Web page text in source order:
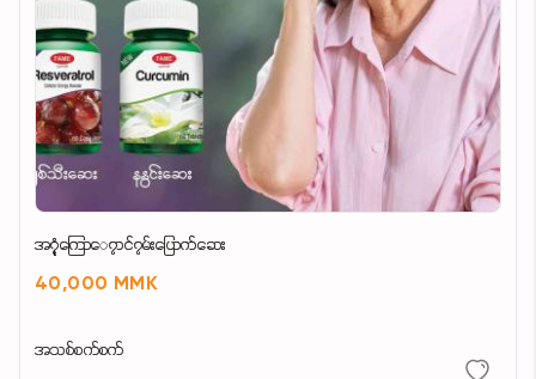
အ၇ုံကြော​ေ၇ာင်၇မ်းပြောက်ဆေး
40,000 MMK
အသစ်စက်စက်